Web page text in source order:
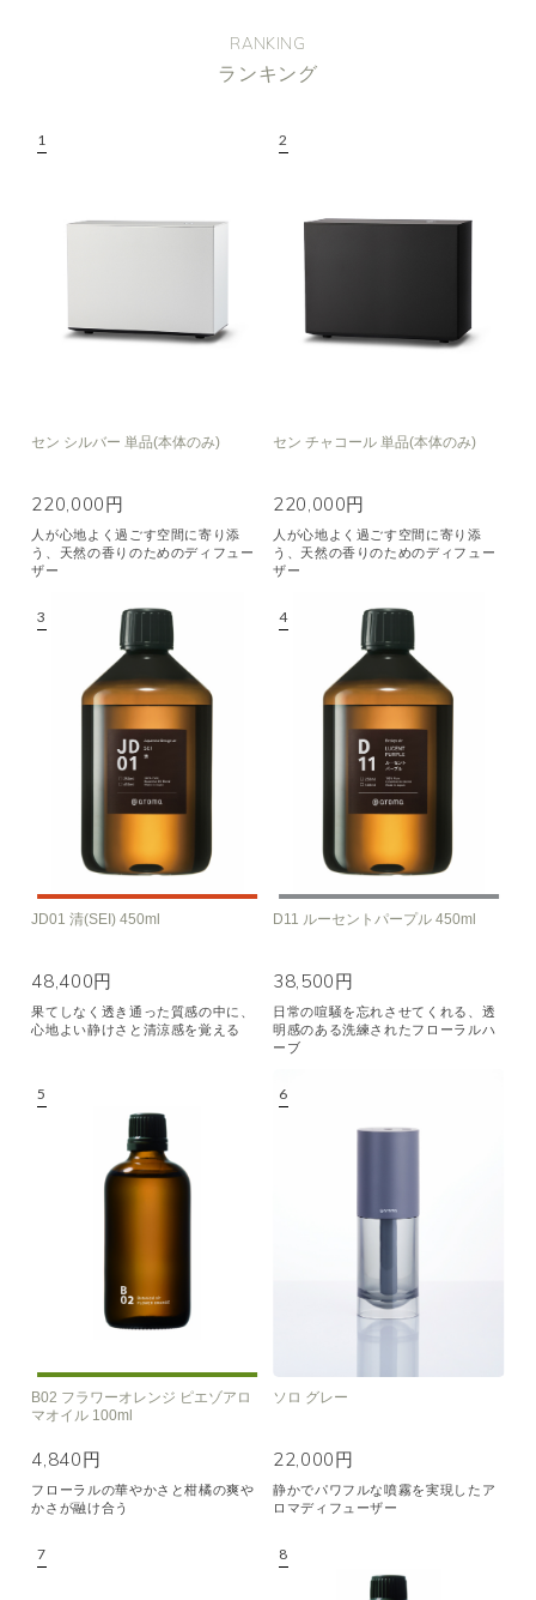
RANKING
ランキング
セン シルバー 単品(本体のみ)
220,000円
人が心地よく過ごす空間に寄り添
う、天然の香りのためのディフュー
ザー
セン チャコール 単品(本体のみ)
220,000円
人が心地よく過ごす空間に寄り添
う、天然の香りのためのディフュー
ザー
JD01 清(SEI) 450ml
48,400円
果てしなく透き通った質感の中に、
心地よい静けさと清涼感を覚える
D11 ルーセントパープル 450ml
38,500円
日常の喧騒を忘れさせてくれる、透
明感のある洗練されたフローラルハ
ーブ
B02 フラワーオレンジ ピエゾアロ
マオイル 100ml
4,840円
フローラルの華やかさと柑橘の爽や
かさが融け合う
ソロ グレー
22,000円
静かでパワフルな噴霧を実現したア
ロマディフューザー